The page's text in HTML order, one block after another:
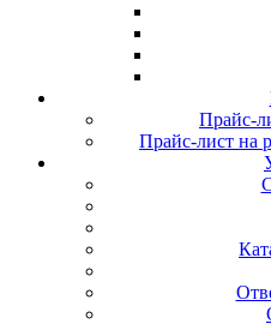
Прайс-
Прайс-лист на